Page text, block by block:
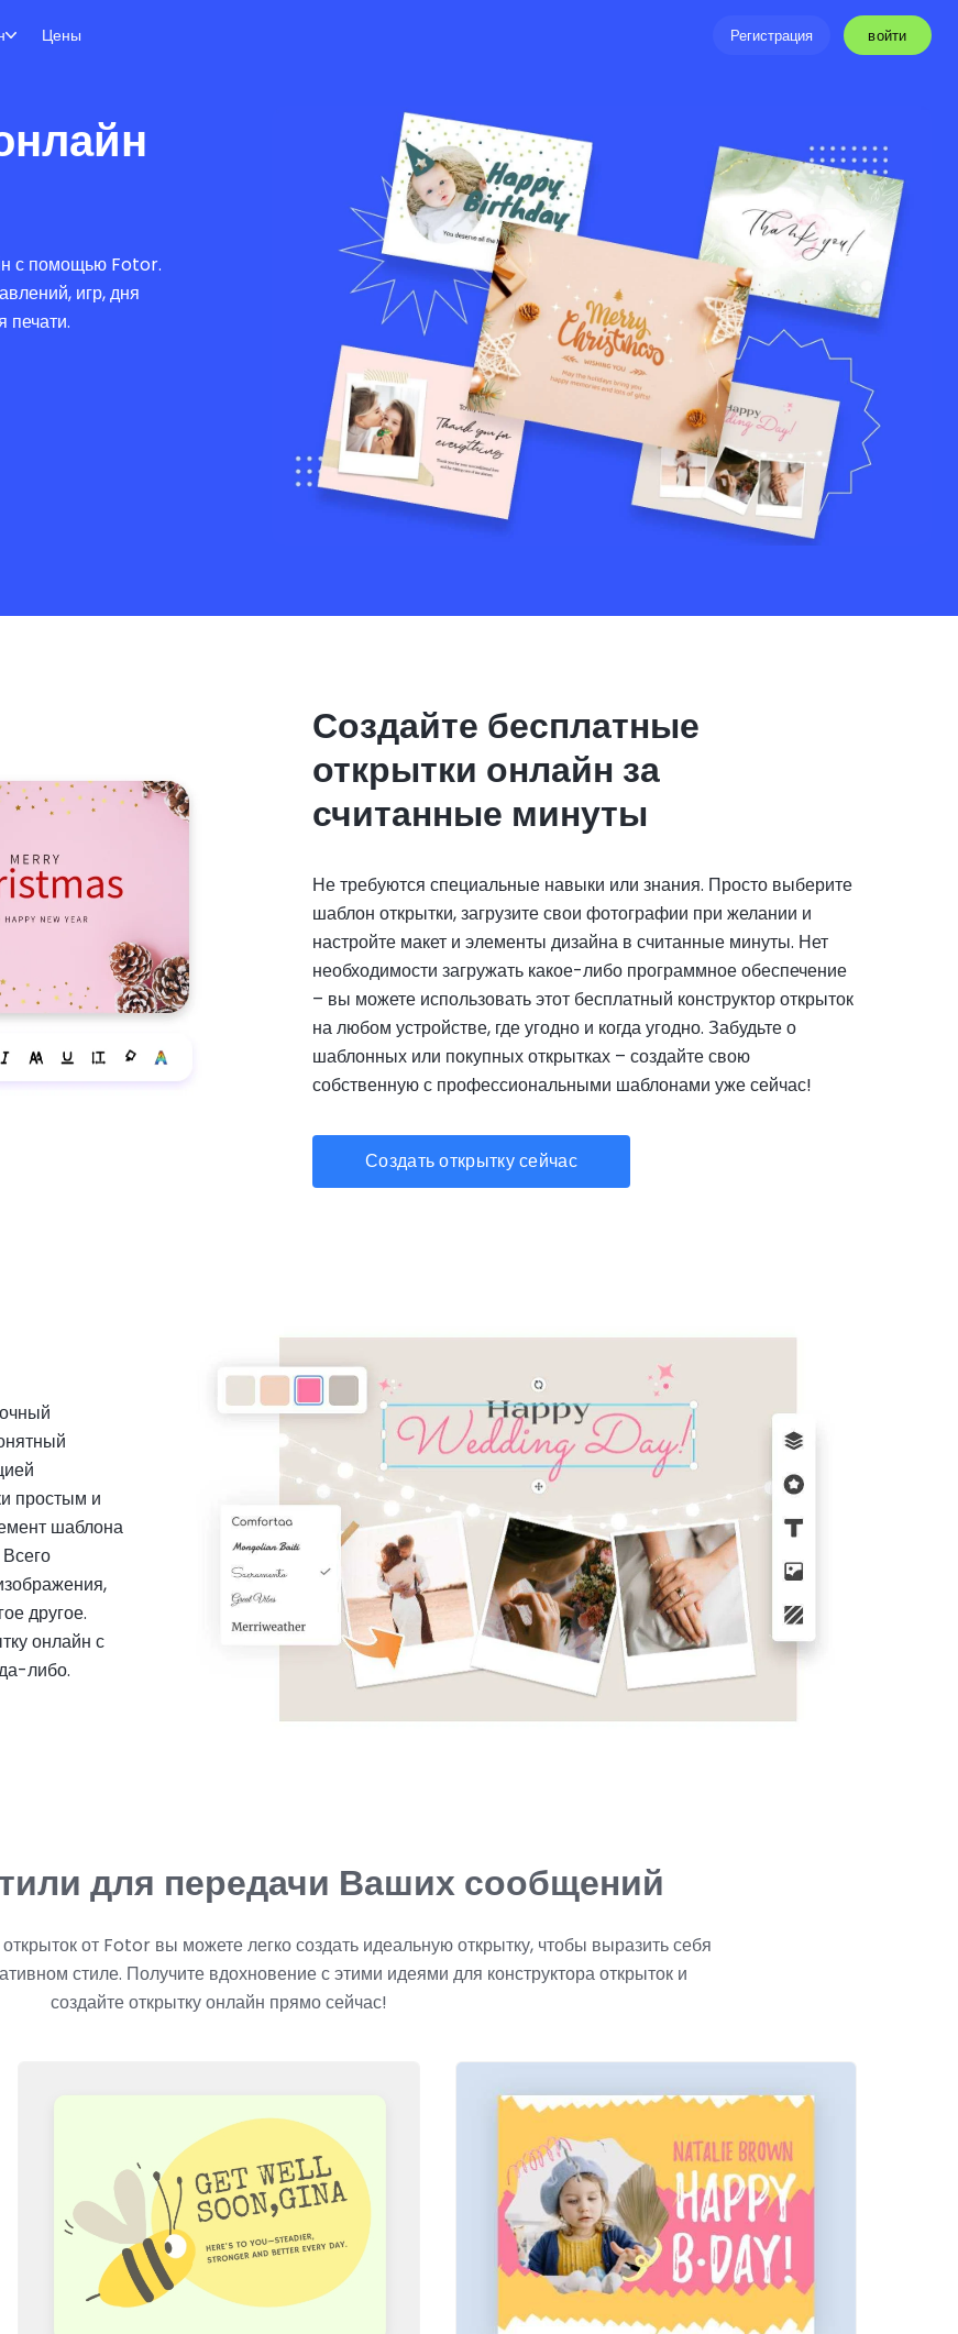
Цены Регистрация войти
с помощью Fotor.
игр, дня
печати.
Создайте бесплатные
открытки онлайн за
считанные минуты
Не требуются специальные навыки или знания. Просто выберите
шаблон открытки, загрузите свои фотографии при желании и
настройте макет и элементы дизайна в считанные минуты. Нет
необходимости загружать какое-либо программное обеспечение
– вы можете использовать этот бесплатный конструктор открыток
на любом устройстве, где угодно и когда угодно. Забудьте о
шаблонных или покупных открытках – создайте свою
собственную с профессиональными шаблонами уже сейчас!
Создать открытку сейчас
простым и
шаблона
другое.
онлайн с
либо.
для передачи Ваших сообщений
от Fotor вы можете легко создать идеальную открытку, чтобы выразить себя
стиле. Получите вдохновение с этими идеями для конструктора открыток и
создайте открытку онлайн прямо сейчас!